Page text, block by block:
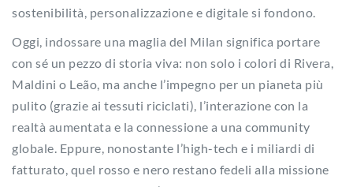
sostenibilità, personalizzazione e digitale si fondono.
Oggi, indossare una maglia del Milan significa portare
con sé un pezzo di storia viva: non solo i colori di Rivera,
Maldini o Leão, ma anche l’impegno per un pianeta più
pulito (grazie ai tessuti riciclati), l’interazione con la
realtà aumentata e la connessione a una community
globale. Eppure, nonostante l’high-tech e i miliardi di
fatturato, quel rosso e nero restano fedeli alla missione